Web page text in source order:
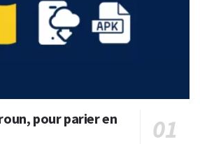
pour parier en